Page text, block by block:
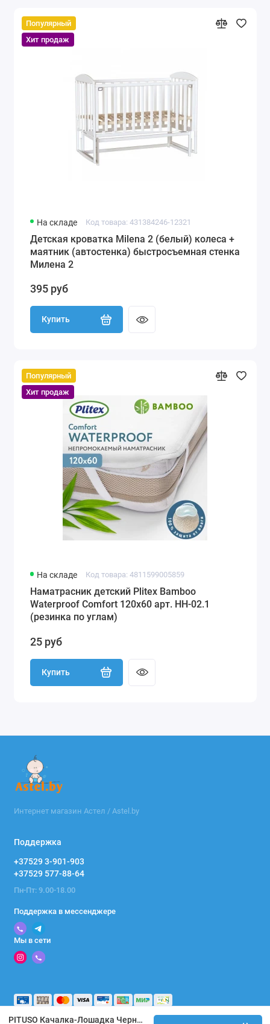
PITUSO Качалка-Лошадка Черный GS2033W
Популярный
Хит продаж
На складе Код товара: 431384246-12321
Детская кроватка Milena 2 (белый) колеса +
маятник (автостенка) быстросъемная стенка
Милена 2
395 руб
Купить
Популярный
Хит продаж
На складе Код товара: 4811599005859
Наматрасник детский Plitex Bamboo
Waterproof Comfort 120х60 арт. НН-02.1
(резинка по углам)
25 руб
Купить
Интернет магазин Астел / Astel.by
Поддержка
+37529 3-901-903
+37529 577-88-64
Пн-Пт: 9.00-18.00
Поддержка в мессенджере
Мы в сети